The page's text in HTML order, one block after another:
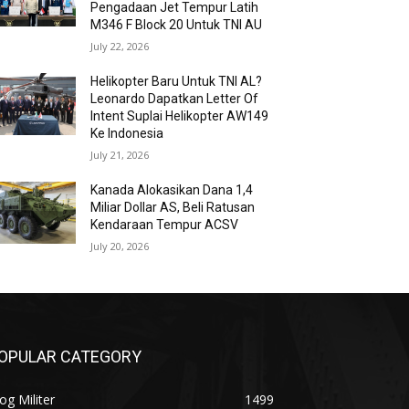
Pengadaan Jet Tempur Latih
M346 F Block 20 Untuk TNI AU
July 22, 2026
Helikopter Baru Untuk TNI AL?
Leonardo Dapatkan Letter Of
Intent Suplai Helikopter AW149
Ke Indonesia
July 21, 2026
Kanada Alokasikan Dana 1,4
Miliar Dollar AS, Beli Ratusan
Kendaraan Tempur ACSV
July 20, 2026
CATEGORY
Militer 1499